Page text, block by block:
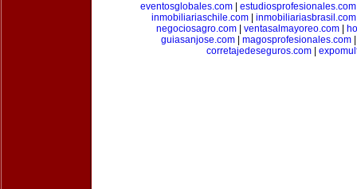
eventosglobales.com| estudiosprofesionales.com
inmobiliariaschile.com| inmobiliariasbrasil.com
negociosagro.com
ventasalmayoreo.com
guiasanjose.com| magosprofesionales.com
corretajedeseguros.com